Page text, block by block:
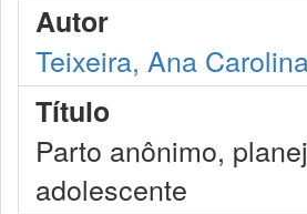
Autor
Teixeira, Ana
Título
Parto anônimo,
adolescente